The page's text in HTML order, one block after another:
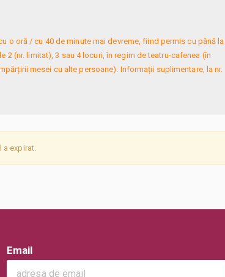
o oră / cu 40 de minute mai devreme, fiind permis cu până la
2 (nr. limitat), 3 sau 4 locuri, în regim de teatru-cafenea (în
mesei cu alte persoane). Informații suplimentare, la nr.
a expirat.
Email